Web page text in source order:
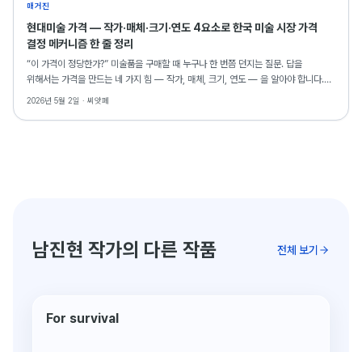
매거진
현대미술 가격 — 작가·매체·크기·연도 4요소로 한국 미술 시장 가격
결정 메커니즘 한 줄 정리
“이 가격이 정당한가?” 미술품을 구매할 때 누구나 한 번쯤 던지는 질문. 답을
위해서는 가격을 만드는 네 가지 힘 — 작가, 매체, 크기, 연도 — 을 알아야 합니다.
한국 미술 시장의 가격 결정 메커니즘을 해부합니다.
2026년 5월 2일 · 씨앗페
남진현 작가의 다른 작품 전체 보기
단 1점뿐인 원작
For survival